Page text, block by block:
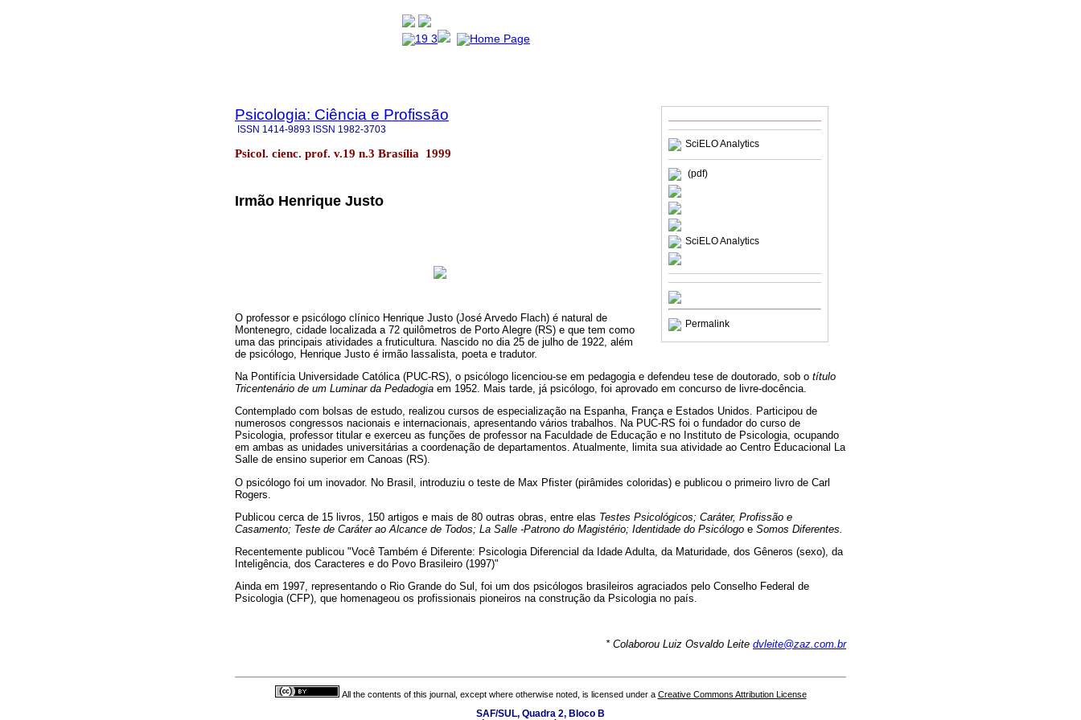
SciELO Analytics
(pdf)
SciELO Analytics
Permalink
Psicologia: Ciência e Profissão
ISSN 1414-9893 ISSN 1982-3703
Psicol. cienc. prof. v.19 n.3 Brasília 1999
Irmão Henrique Justo
O professor e psicólogo clínico Henrique Justo (José Arvedo Flach) é natural de
Montenegro, cidade localizada a 72 quilômetros de Porto Alegre (RS) e que tem como
uma das principais atividades a fruticultura. Nascido no dia 25 de julho de 1922, além
de psicólogo, Henrique Justo é irmão lassalista, poeta e tradutor.
Na Pontifícia Universidade Católica (PUC-RS), o psicólogo licenciou-se em pedagogia e defendeu tese de doutorado, sob o título
Tricentenário de um Luminar da Pedadogia em 1952. Mais tarde, já psicólogo, foi aprovado em concurso de livre-docência.
Contemplado com bolsas de estudo, realizou cursos de especialização na Espanha, França e Estados Unidos. Participou de
numerosos congressos nacionais e internacionais, apresentando vários trabalhos. Na PUC-RS foi o fundador do curso de
Psicologia, professor titular e exerceu as funções de professor na Faculdade de Educação e no Instituto de Psicologia, ocupando
em ambas as unidades universitárias a coordenação de departamentos. Atualmente, limita sua atividade ao Centro Educacional La
Salle de ensino superior em Canoas (RS).
O psicólogo foi um inovador. No Brasil, introduziu o teste de Max Pfister (pirâmides coloridas) e publicou o primeiro livro de Carl
Rogers.
Publicou cerca de 15 livros, 150 artigos e mais de 80 outras obras, entre elas Testes Psicológicos; Caráter, Profissão e
Casamento; Teste de Caráter ao Alcance de Todos; La Salle -Patrono do Magistério; Identidade do Psicólogo e Somos Diferentes.
Recentemente publicou "Você Também é Diferente: Psicologia Diferencial da Idade Adulta, da Maturidade, dos Gêneros (sexo), da
Inteligência, dos Caracteres e do Povo Brasileiro (1997)"
Ainda em 1997, representando o Rio Grande do Sul, foi um dos psicólogos brasileiros agraciados pelo Conselho Federal de
Psicologia (CFP), que homenageou os profissionais pioneiros na construção da Psicologia no país.
* Colaborou Luiz Osvaldo Leite dvleite@zaz.com.br
All the contents of this journal, except where otherwise noted, is licensed under a Creative Commons Attribution License
SAF/SUL, Quadra 2, Bloco B